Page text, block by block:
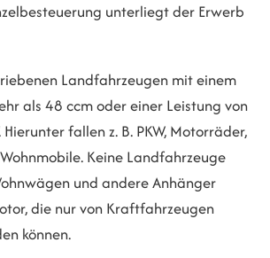
unterliegt der Erwerb
Landfahrzeugen mit einem
als 48 ccm oder einer Leistung von
Hierunter fallen z. B. PKW, Motorräder,
Keine Landfahrzeuge
und andere Anhänger
die nur von Kraftfahrzeugen
können.